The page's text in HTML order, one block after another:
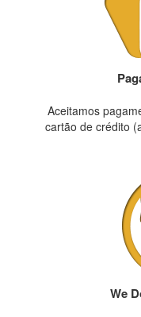
Aceitamos
cartão de crédito
We